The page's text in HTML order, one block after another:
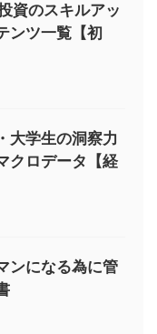
資のスキルアッ
ンツ一覧【初
大学生の洞察力
クロデータ【経
ンになる為に管